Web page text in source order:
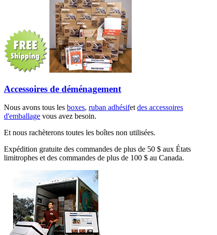
Accessoires de déménagement
Nous avons tous les boxes, ruban adhésifetdes accessoires
d'emballage vous avez besoin.
Et nous rachèterons toutes les boîtes non utilisées.
Expédition gratuite des commandes de plus de 50 $ aux États
limitrophes et des commandes de plus de 100 $ au Canada.